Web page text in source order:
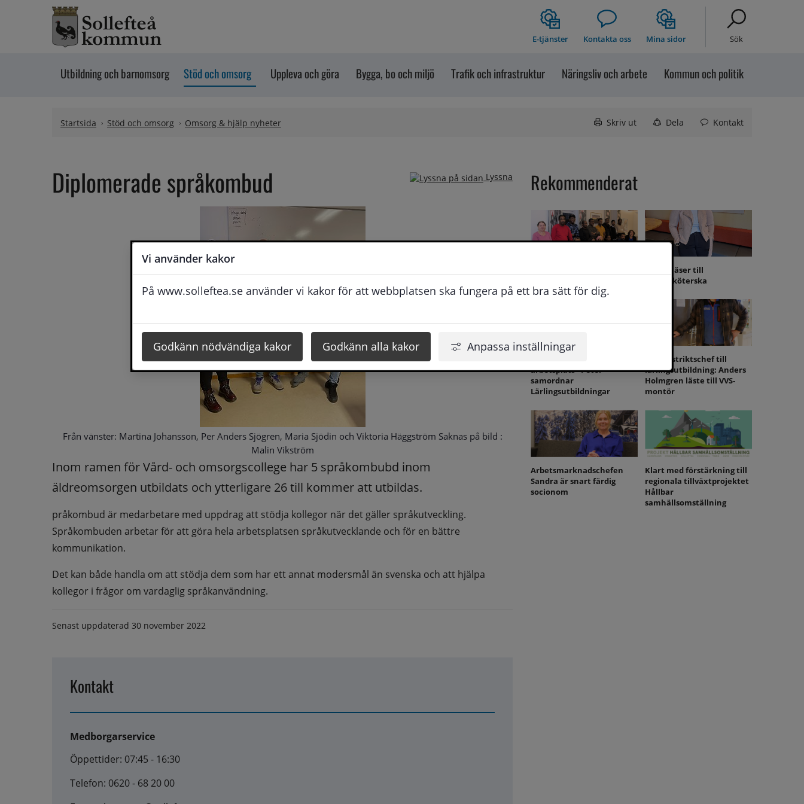
Vi använder kakor
På www.solleftea.se använder vi kakor för att webbplatsen ska fungera på ett bra sätt för dig.
Godkänn nödvändiga kakor Godkänn alla kakor Anpassa inställningar
Hoppa till innehåll
E-tjänster Kontakta oss Mina sidor Sök
Utbildning och barnomsorg Stöd och omsorg Uppleva och göra Bygga, bo och miljö Trafik och infrastruktur Näringsliv och arbete Kommun och politik
Startsida Stöd och omsorg Omsorg & hjälp nyheter Skriv ut Dela Kontakt
Lyssna
Diplomerade språkombud
Från vänster: Martina Johansson, Per Anders Sjögren, Maria Sjödin och Viktoria Häggström Saknas på bild :
Malin Vikström
Inom ramen för Vård- och omsorgscollege har 5 språkombubd inom
äldreomsorgen utbildats och ytterligare 26 till kommer att utbildas.
pråkombud är medarbetare med uppdrag att stödja kollegor när det gäller språkutveckling.
Språkombuden arbetar för att göra hela arbetsplatsen språkutvecklande och för en bättre
kommunikation.
Det kan både handla om att stödja dem som har ett annat modersmål än svenska och att hjälpa
kollegor i frågor om vardaglig språkanvändning.
Senast uppdaterad 30 november 2022
Kontakt
Medborgarservice
Öppettider: 07:45 - 16:30
Telefon: 0620 - 68 20 00
Rekommenderat
Esther läser till
undersköterska
arbetsplats - Peter
samordnar
Lärlingsutbildningar
Från distriktschef till
lärlingsutbildning: Anders
Holmgren läste till VVS-
montör
Arbetsmarknadschefen
Sandra är snart färdig
socionom
Klart med förstärkning till
regionala tillväxtprojektet
Hållbar
samhällsomställning